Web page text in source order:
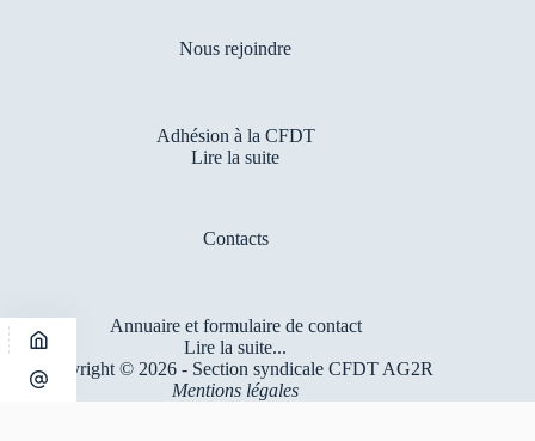
Nous rejoindre
Adhésion à la CFDT
Lire la suite
Contacts
Annuaire et formulaire de contact
Lire la suite...
Copyright © 2026 - Section syndicale CFDT AG2R
Mentions légales